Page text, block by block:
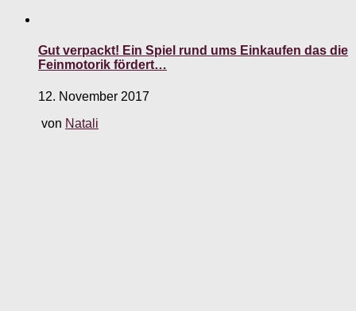
Gut verpackt! Ein Spiel rund ums Einkaufen das die
Feinmotorik fördert…
12. November 2017
von Natali